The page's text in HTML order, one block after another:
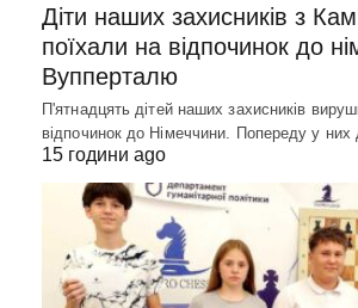
Діти наших захисників з
поїхали на відпочинок до
Вупперталю
П'ятнадцять дітей наших захисників
відпочинок до Німеччини. Попереду у них
15 години ago